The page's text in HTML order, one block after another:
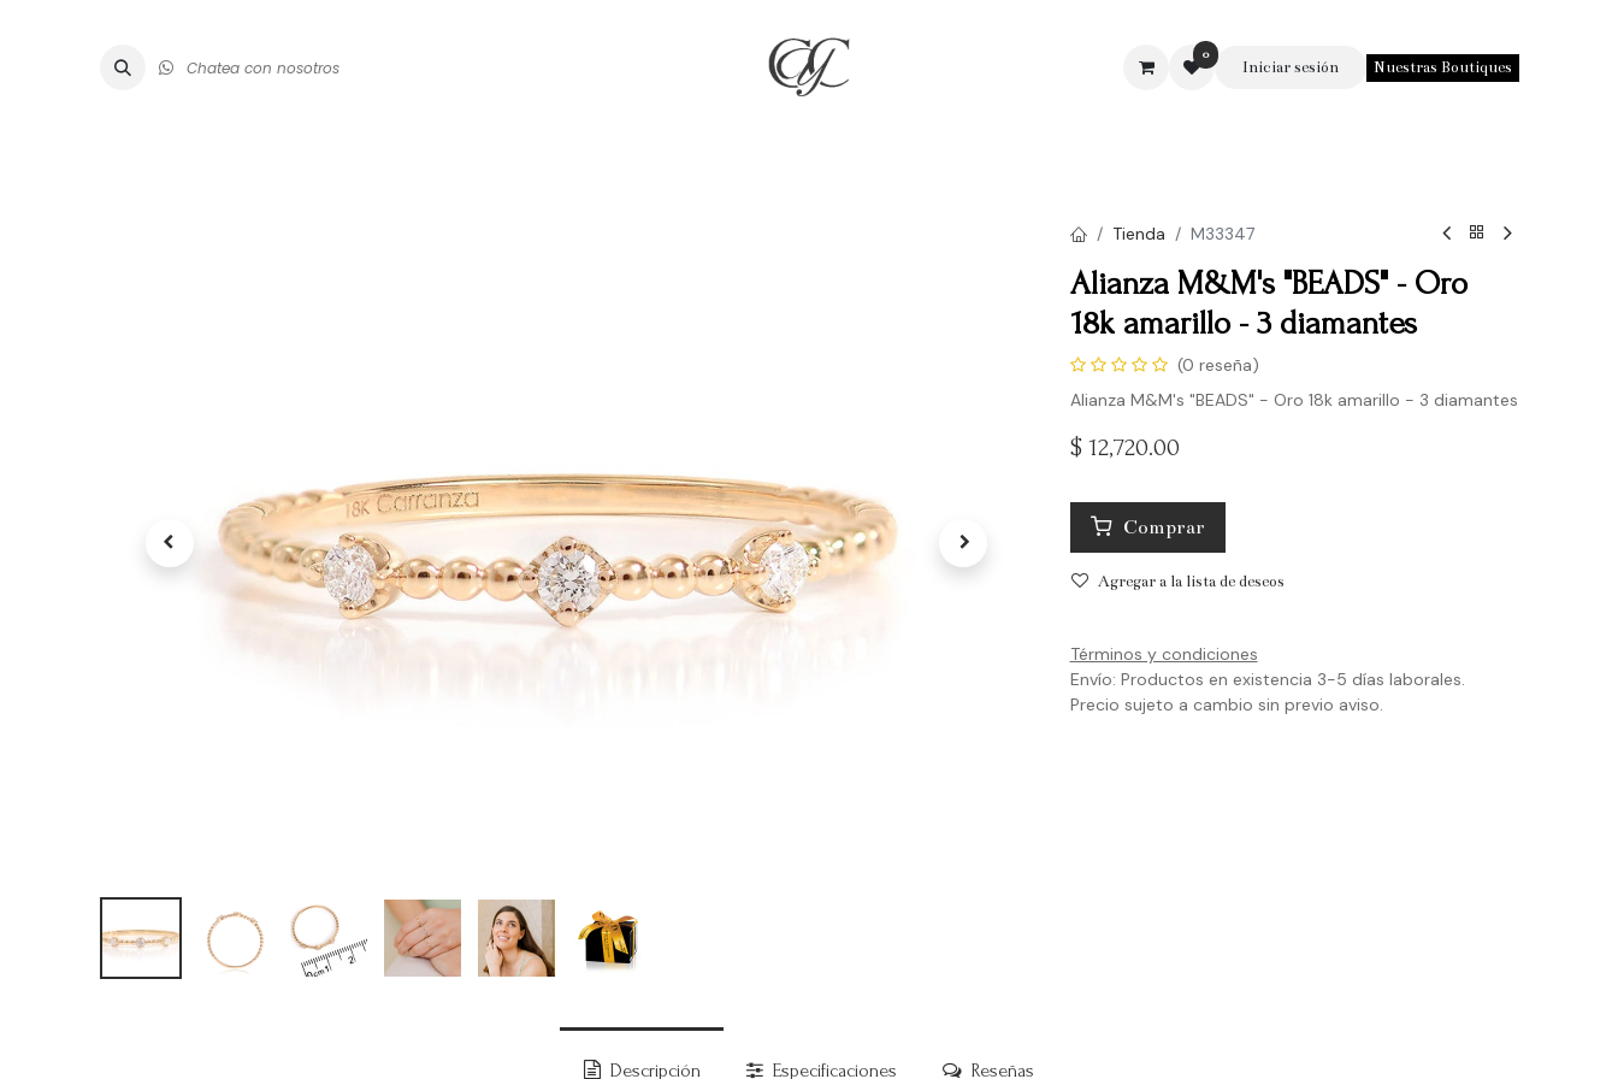
Chatea con nosotros
0
Iniciar sesión Nuestras Boutiques
Tienda M33347
Alianza M&M's "BEADS" - Oro
18k amarillo - 3 diamantes
(0 reseña)
Alianza M&M's "BEADS" - Oro 18k amarillo - 3 diamantes
$ 12,720.00
Comprar
Agregar a la lista de deseos
Términos y condiciones
Envío: Productos en existencia 3-5 días laborales.
Precio sujeto a cambio sin previo aviso.
Descripción Especificaciones Reseñas